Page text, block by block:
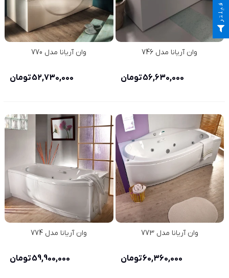
وان آریانا مدل 746
56,630,000 تومان
وان آریانا مدل 770
52,730,000 تومان
وان آریانا مدل 773
60,360,000 تومان
وان آریانا مدل 774
59,900,000 تومان
فیلتر